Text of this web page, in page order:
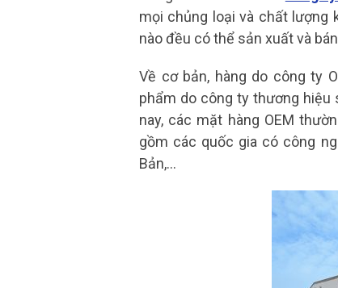
mọi chủng loại và chất lượng
nào đều có thể sản xuất và
Về cơ bản, hàng do công ty
phẩm do công ty thương
nay, các mặt hàng OEM
gồm các quốc gia có công
Bản,…